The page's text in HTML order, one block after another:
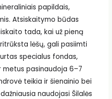
papildais,
Atsiskaitymo būdas
tada, kai už pieną
lėšų, gali pasiimti
specialus fondas,
pasinaudoja 6–7
teikia ir šienainio bei
naudojasi Šilalės